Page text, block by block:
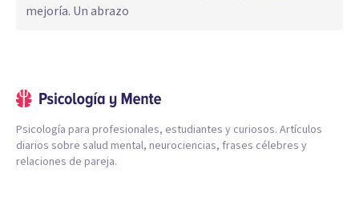
mejoría. Un abrazo
Psicología para profesionales, estudiantes y curiosos. Artículos
diarios sobre salud mental, neurociencias, frases célebres y
relaciones de pareja.